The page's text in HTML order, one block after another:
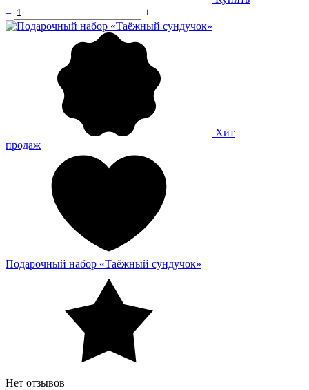
–
+
Хит
продаж
Подарочный набор «Таёжный сундучок»
Нет отзывов